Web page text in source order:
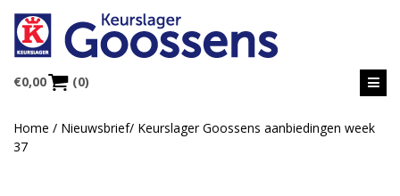
€0,00 (0)
Home / Nieuwsbrief/ Keurslager Goossens aanbiedingen week
37